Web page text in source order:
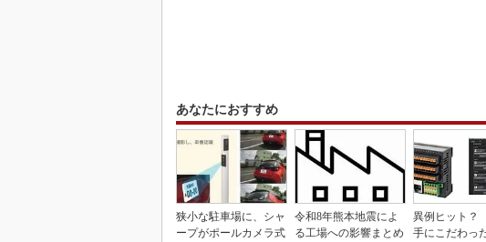
あなたにおすすめ
狭小な駐車場に、シャ
ープがポールカメラ式
令和8年熊本地震によ
る工場への影響まとめ
異例ヒット？
手にこだわっ